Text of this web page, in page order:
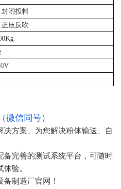
闭投料
压反吹
微信同号）
方案、为您解决粉体输送、自
备完善的测试系统平台，可随时
体验。
制造厂官网！